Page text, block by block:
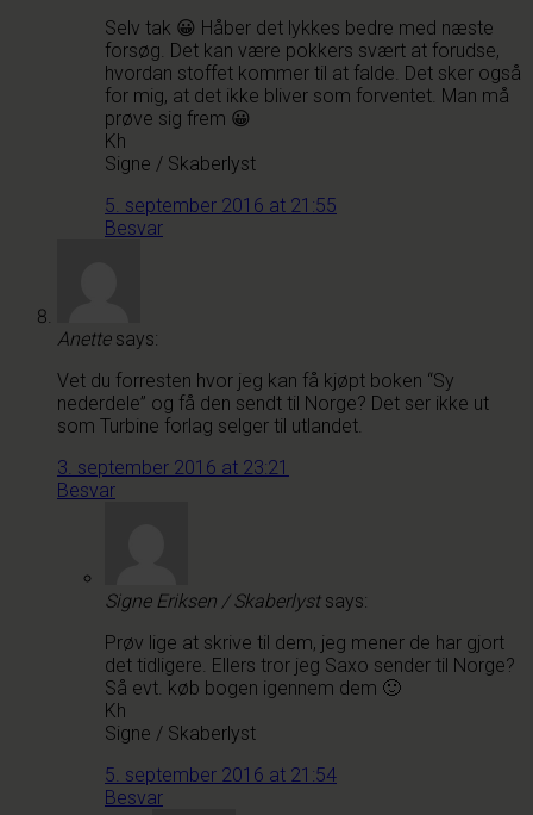
Selv tak 😀 Håber det lykkes bedre med næste
forsøg. Det kan være pokkers svært at forudse,
hvordan stoffet kommer til at falde. Det sker også
for mig, at det ikke bliver som forventet. Man må
prøve sig frem 😀
Kh
Signe / Skaberlyst
5. september 2016 at 21:55
Besvar
Anette says:
Vet du forresten hvor jeg kan få kjøpt boken “Sy
nederdele” og få den sendt til Norge? Det ser ikke ut
som Turbine forlag selger til utlandet.
3. september 2016 at 23:21
Besvar
Signe Eriksen / Skaberlyst says:
Prøv lige at skrive til dem, jeg mener de har gjort
det tidligere. Ellers tror jeg Saxo sender til Norge?
Så evt. køb bogen igennem dem 🙂
Kh
Signe / Skaberlyst
5. september 2016 at 21:54
Besvar